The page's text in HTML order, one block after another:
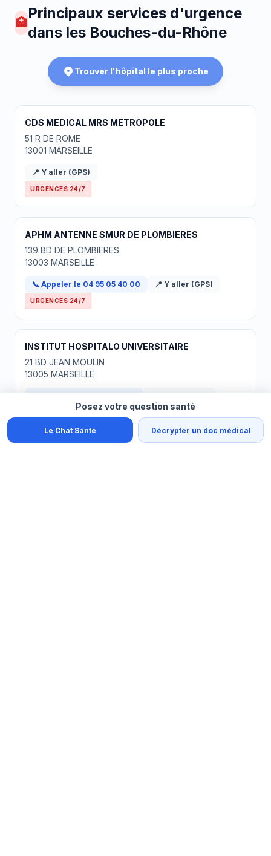
🏥
Principaux services d'urgence
dans les Bouches-du-Rhône
Trouver l'hôpital le plus proche
CDS MEDICAL MRS METROPOLE
51 R DE ROME
13001 MARSEILLE
📍 Y aller (GPS)
URGENCES 24/7
APHM ANTENNE SMUR DE PLOMBIERES
139 BD DE PLOMBIERES
13003 MARSEILLE
📞 Appeler le 04 95 05 40 00 📍 Y aller (GPS)
URGENCES 24/7
INSTITUT HOSPITALO UNIVERSITAIRE
21 BD JEAN MOULIN
13005 MARSEILLE
📞 Appeler le 04 13 73 24 01 📍 Y aller (GPS)
Posez votre question santé
Le Chat Santé Décrypter un doc médical